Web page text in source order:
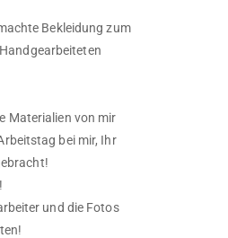
Bekleidung zum
Materialien von mir
bei mir, Ihr
und die Fotos